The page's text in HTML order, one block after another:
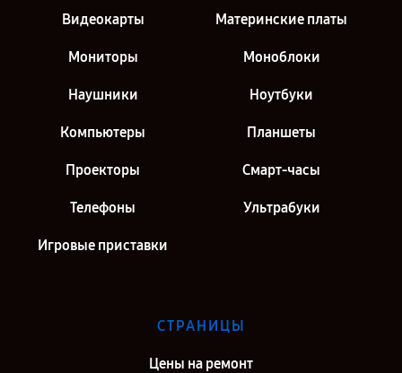
Видеокарты Материнские платы
Мониторы Моноблоки
Наушники Ноутбуки
Компьютеры Планшеты
Проекторы Смарт-часы
Телефоны Ультрабуки
Игровые приставки
СТРАНИЦЫ
Цены на ремонт